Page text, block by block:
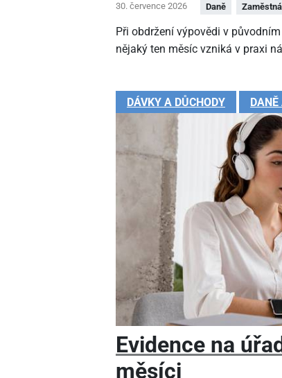
30. července 2026 Daně
Při obdržení výpovědi v
nějaký ten měsíc vzniká v praxi
DÁVKY A DŮCHODY
Evidence na
měsíci